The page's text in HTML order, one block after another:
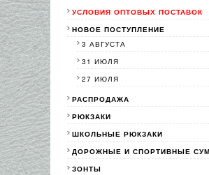
УСЛОВИЯ ОПТОВЫХ ПОСТАВОК
НОВОЕ ПОСТУПЛЕНИЕ
3 АВГУСТА
31 ИЮЛЯ
27 ИЮЛЯ
РАСПРОДАЖА
РЮКЗАКИ
ШКОЛЬНЫЕ РЮКЗАКИ
ДОРОЖНЫЕ И СПОРТИВНЫЕ
ЗОНТЫ